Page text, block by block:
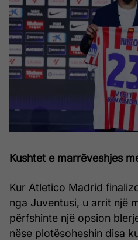
Kushtet e marrëveshjes
Kur Atletico Madrid
nga Juventusi, u arrit një
përfshinte një opsion
nëse plotësoheshin disa